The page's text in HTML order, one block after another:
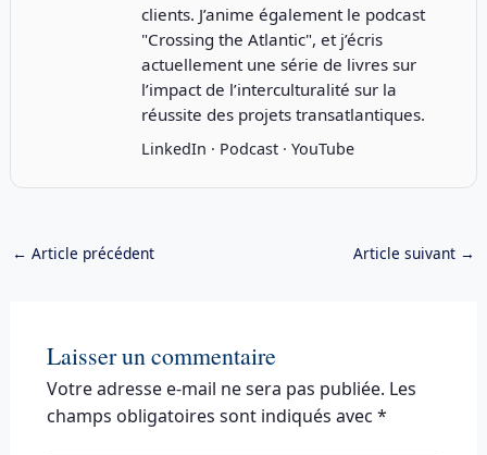
clients. J’anime également le podcast
"Crossing the Atlantic", et j’écris
actuellement une série de livres sur
l’impact de l’interculturalité sur la
réussite des projets transatlantiques.
LinkedIn · Podcast· YouTube
← Article précédent Article suivant →
Laisser un commentaire
Votre adresse e-mail ne sera pas publiée. Les
champs obligatoires sont indiqués avec *